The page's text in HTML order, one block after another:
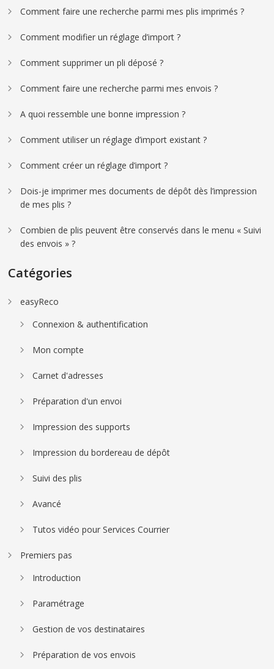
Comment faire une recherche parmi mes plis imprimés ?
Comment modifier un réglage d’import ?
Comment supprimer un pli déposé ?
Comment faire une recherche parmi mes envois ?
A quoi ressemble une bonne impression ?
Comment utiliser un réglage d’import existant ?
Comment créer un réglage d’import ?
Dois-je imprimer mes documents de dépôt dès l’impression
de mes plis ?
Combien de plis peuvent être conservés dans le menu « Suivi
des envois » ?
Catégories
easyReco
Connexion & authentification
Mon compte
Carnet d'adresses
Préparation d'un envoi
Impression des supports
Impression du bordereau de dépôt
Suivi des plis
Avancé
Tutos vidéo pour Services Courrier
Premiers pas
Introduction
Paramétrage
Gestion de vos destinataires
Préparation de vos envois